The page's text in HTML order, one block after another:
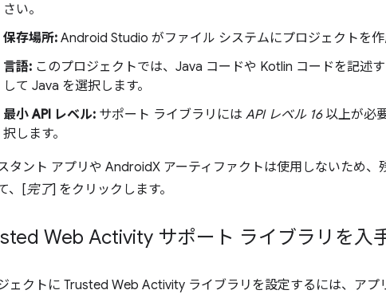
さい。
保存場所: Android Studio がファイル システムにプロジェクトを作
言語: このプロジェクトでは、Java コードや Kotlin コードを記述
して Java を選択します。
最小 API レベル: サポート ライブラリには API レベル 16以上が必
択します。
タント アプリや AndroidX アーティファクトは使用しないため、
、[完了] をクリックします。
Web Activity サポート ライブラリを入
ェクトに Trusted Web Activity ライブラリを設定するには、ア